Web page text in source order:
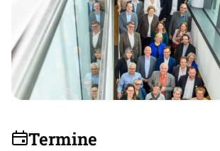
Termine